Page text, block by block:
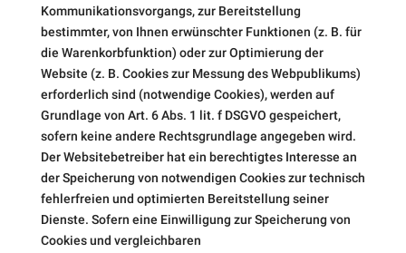
Kommunikationsvorgangs, zur Bereitstellung
bestimmter, von Ihnen erwünschter Funktionen (z. B. für
die Warenkorbfunktion) oder zur Optimierung der
Website (z. B. Cookies zur Messung des Webpublikums)
erforderlich sind (notwendige Cookies), werden auf
Grundlage von Art. 6 Abs. 1 lit. f DSGVO gespeichert,
sofern keine andere Rechtsgrundlage angegeben wird.
Der Websitebetreiber hat ein berechtigtes Interesse an
der Speicherung von notwendigen Cookies zur technisch
fehlerfreien und optimierten Bereitstellung seiner
Dienste. Sofern eine Einwilligung zur Speicherung von
Cookies und vergleichbaren